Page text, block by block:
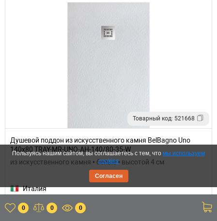
Товарный код: 521668
Душевой поддон из искусственного камня BelBagno Uno
140x80 TRAY-MR-UNO-AH-140/80-35-W
из искусственного камня • белые • высотой 4 см
Италия
0 0 0
Пользуясь нашим сайтом, вы соглашаетесь с тем, что мы используем
cookies
Согласен